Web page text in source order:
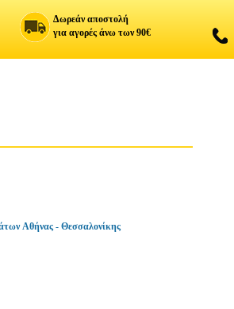
Δωρεάν αποστολή
για αγορές άνω των 90€
Αθήνας - Θεσσαλονίκης